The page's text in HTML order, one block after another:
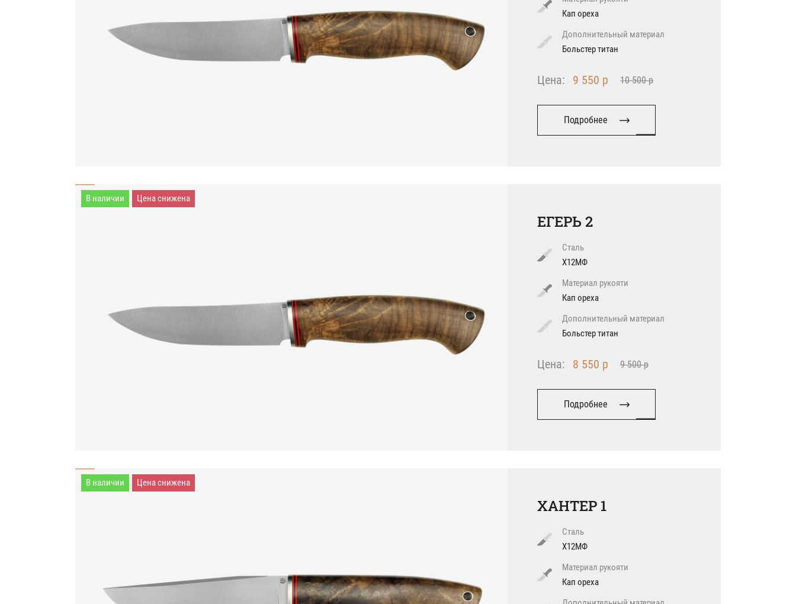
Кап ореха
Дополнительный материал
Больстер титан
Цена: 9 550 р 10 500 р
Подробнее
В наличии Цена снижена
ЕГЕРЬ 2
Сталь
Х12МФ
Материал рукояти
Кап ореха
Дополнительный материал
Больстер титан
Цена: 8 550 р 9 500 р
Подробнее
В наличии Цена снижена
ХАНТЕР 1
Сталь
Х12МФ
Материал рукояти
Кап ореха